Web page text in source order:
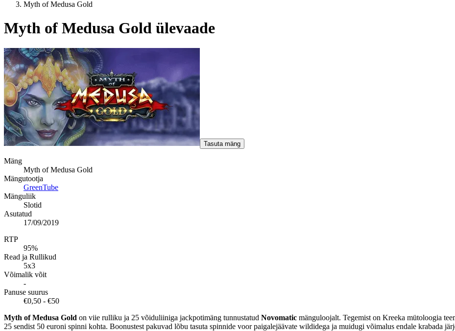
Myth of Medusa Gold
Myth of Medusa Gold ülevaade
Tasuta mäng
Mäng
Myth of Medusa Gold
Mängutootja
GreenTube
Mänguliik
Slotid
Asutatud
17/09/2019
RTP
95%
Read ja Rullikud
5x3
Võimalik võit
-
Panuse suurus
€0,50 - €50
Myth of Medusa Gold on viie rulliku ja 25 võiduliiniga jackpotimäng tunnustatud Novomatic mänguloojalt. Tegemist on Kreeka mütoloogia
25 sendist 50 euroni spinni kohta. Boonustest pakuvad lõbu tasuta spinnide voor paigalejäävate wildidega ja muidugi võimalus endale krabada